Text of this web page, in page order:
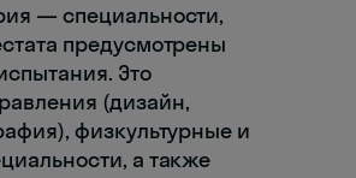
— специальности,
предусмотрены
Это
(дизайн,
физкультурные и
а также